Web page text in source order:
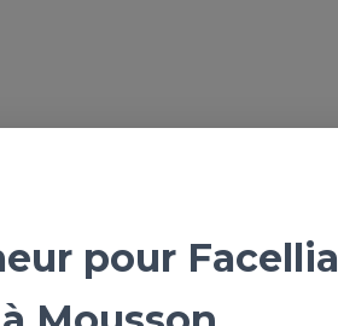
pour Facellia